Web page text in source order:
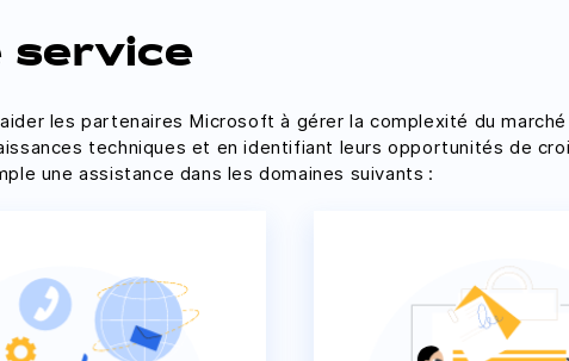
service
les partenaires Microsoft à gérer la complexité du
techniques et en identifiant leurs opportunités de
une assistance dans les domaines suivants :